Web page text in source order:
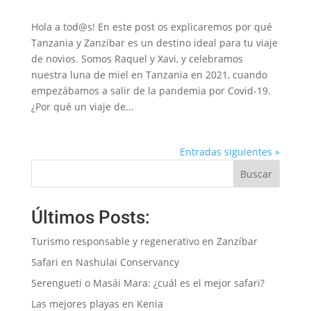
Hola a tod@s! En este post os explicaremos por qué
Tanzania y Zanzibar es un destino ideal para tu viaje
de novios. Somos Raquel y Xavi, y celebramos
nuestra luna de miel en Tanzania en 2021, cuando
empezábamos a salir de la pandemia por Covid-19.
¿Por qué un viaje de...
Entradas siguientes »
Buscar
Últimos Posts:
Turismo responsable y regenerativo en Zanzíbar
Safari en Nashulai Conservancy
Serengueti o Masái Mara: ¿cuál es el mejor safari?
Las mejores playas en Kenia